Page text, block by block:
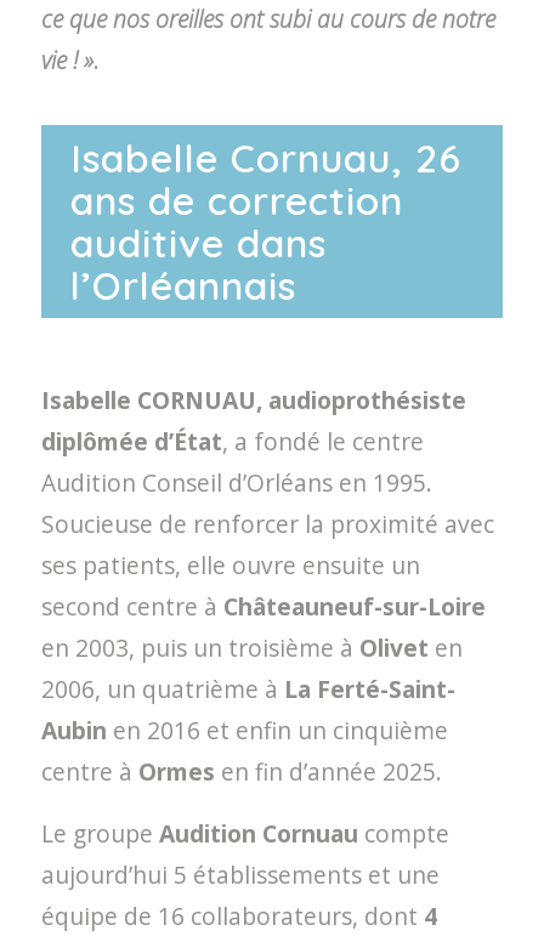
ce que nos oreilles ont subi au cours de notre
vie ! ».
Isabelle Cornuau, 26
ans de correction
auditive dans
l’Orléannais
Isabelle CORNUAU, audioprothésiste
diplômée d’État, a fondé le centre
Audition Conseil d’Orléans en 1995.
Soucieuse de renforcer la proximité avec
ses patients, elle ouvre ensuite un
second centre à Châteauneuf-sur-Loire
en 2003, puis un troisième à Olivet en
2006, un quatrième à La Ferté-Saint-
Aubin en 2016 et enfin un cinquième
centre à Ormes en fin d’année 2025.
Le groupe Audition Cornuau compte
aujourd’hui 5 établissements et une
équipe de 16 collaborateurs, dont 4